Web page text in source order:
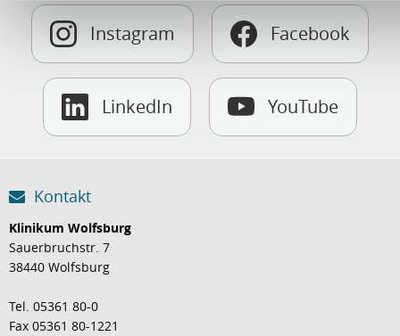
Instagram Facebook
LinkedIn YouTube
Kontakt
Klinikum Wolfsburg
Sauerbruchstr. 7
38440 Wolfsburg
Tel. 05361 80-0
Fax 05361 80-1221